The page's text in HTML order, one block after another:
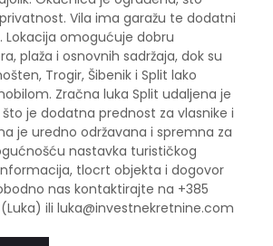
Vila ima garažu te dodatni
Lokacija omogućuje dobru
plaža i osnovnih sadržaja, dok su
Trogir, Šibenik i Split lako
Zračna luka Split udaljena je
što je dodatna prednost za vlasnike i
je uredno održavana i spremna za
nastavka turističkog
tlocrt objekta i dogovor
nas kontaktirajte na +385
ili luka@investnekretnine.com